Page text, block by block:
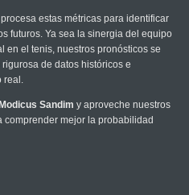
procesa estas métricas para identificar
futuros. Ya sea la sinergia del equipo
en el tenis, nuestros pronósticos se
de datos históricos e
real.
Sandim y aproveche nuestros
mejor la probabilidad